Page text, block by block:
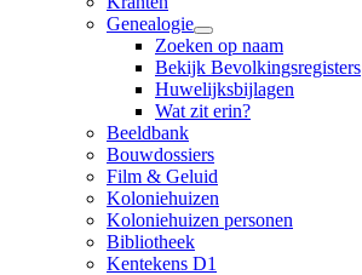
Genealogie
Zoeken op naam
Bekijk Bevolkingsregisters
Huwelijksbijlagen
Wat zit erin?
Beeldbank
Bouwdossiers
Film & Geluid
Koloniehuizen
Koloniehuizen personen
Bibliotheek
Kentekens D1